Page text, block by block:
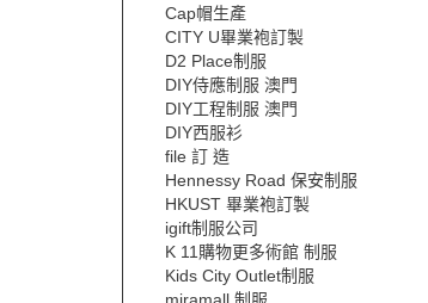
Cap帽生產
CITY U畢業袍訂製
D2 Place制服
DIY侍應制服 澳門
DIY工程制服 澳門
DIY西服衫
file 訂 造
Hennessy Road 保安制服
HKUST 畢業袍訂製
igift制服公司
K 11購物更多術館 制服
Kids City Outlet制服